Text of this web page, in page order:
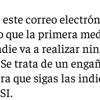
este correo
que la primera
va a realizar
trata de un
que sigas las